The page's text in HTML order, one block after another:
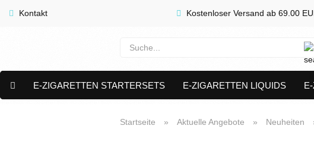
Kontakt Kostenloser Versand ab 69.00
E-ZIGARETTEN STARTERSETS E-ZIGARETTEN LIQUIDS
Startseite » Aktuelle Angebote » Neuheiten